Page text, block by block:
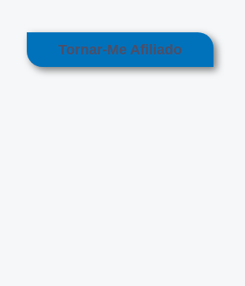
Tornar-Me Afiliado